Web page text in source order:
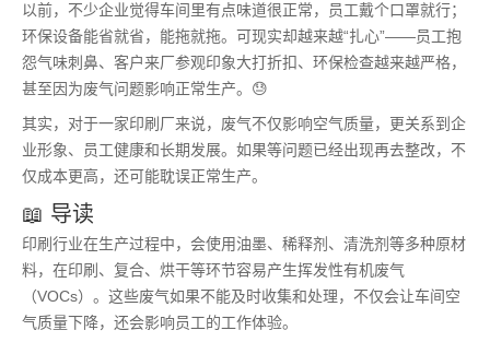
以前，不少企业觉得车间里有点味道很正常，员工戴个口罩就行；
环保设备能省就省，能拖就拖。可现实却越来越“扎心”——员工抱
怨气味刺鼻、客户来厂参观印象大打折扣、环保检查越来越严格，
甚至因为废气问题影响正常生产。😓
其实，对于一家印刷厂来说，废气不仅影响空气质量，更关系到企
业形象、员工健康和长期发展。如果等问题已经出现再去整改，不
仅成本更高，还可能耽误正常生产。
📖 导读
印刷行业在生产过程中，会使用油墨、稀释剂、清洗剂等多种原材
料，在印刷、复合、烘干等环节容易产生挥发性有机废气
（VOCs）。这些废气如果不能及时收集和处理，不仅会让车间空
气质量下降，还会影响员工的工作体验。